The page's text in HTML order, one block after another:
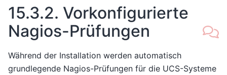
15.3.2. Vorkonfigurierte
Nagios-Prüfungen
Während der Installation werden automatisch
grundlegende Nagios-Prüfungen für die UCS-Systeme